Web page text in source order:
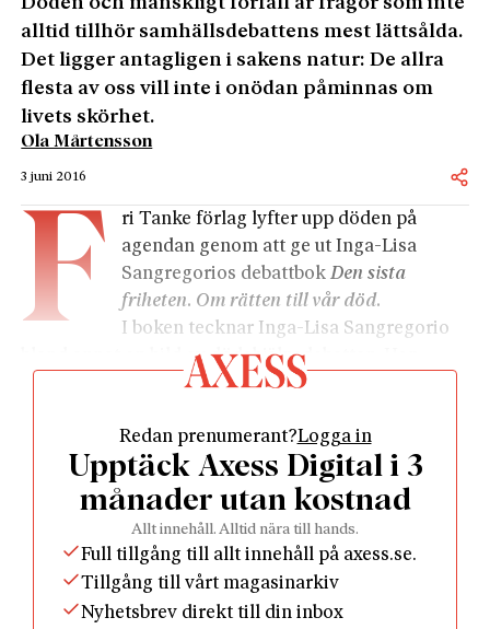
alltid tillhör samhällsdebattens mest lättsålda.
Det ligger antagligen i sakens natur: De allra
flesta av oss vill inte i onödan påminnas om
livets skörhet.
Ola Mårtensson
3 juni 2016
F
ri Tanke förlag lyfter upp döden på
agendan genom att ge ut Inga-Lisa
Sangregorios debattbokDen sista
friheten. Om rätten till vår död.
I boken tecknar Inga-Lisa Sangregorio
bland annat en bild av dödshjälpsdebatten. Hon
berättar om människor som fått tillgång till
Sverige som inte fått det, utan istället genomlidit
sjukdomsförlopp eller tagit saken i egna händer. De
beskrivna fallen berör på djupet, precis som hennes
egen historia och cancerdiagnos.
Oregonmodellen,Death with Dignity Act, är den form
av dödshjälp som författaren argumenterar för i
boken. Den tillåter Oregonbor som är i slutstadiet av
Redan prenumerant?Logga in
Upptäck Axess Digital i 3
månader utan kostnad
Allt innehåll. Alltid nära till hands.
Full tillgång till allt innehåll på axess.se.
Tillgång till vårt magasinarkiv
Nyhetsbrev direkt till din inbox